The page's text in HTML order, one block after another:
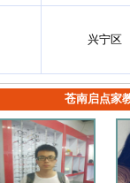
兴宁区
苍南启点家